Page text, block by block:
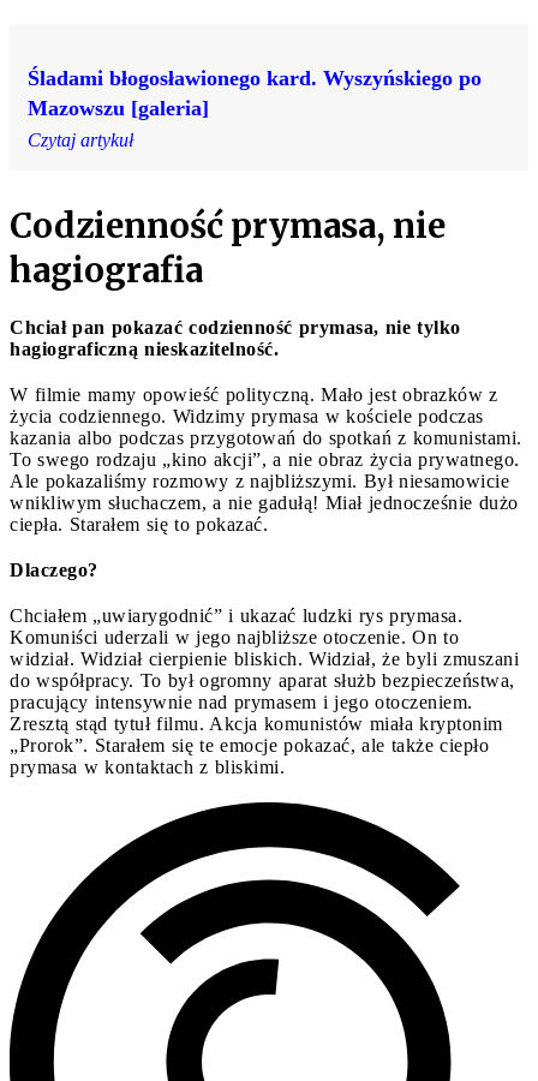
Śladami błogosławionego kard. Wyszyńskiego po
Mazowszu [galeria]
Czytaj artykuł
Codzienność prymasa, nie
hagiografia
Chciał pan pokazać codzienność prymasa, nie tylko
hagiograficzną nieskazitelność.
W filmie mamy opowieść polityczną. Mało jest obrazków z
życia codziennego. Widzimy prymasa w kościele podczas
kazania albo podczas przygotowań do spotkań z komunistami.
To swego rodzaju „kino akcji”, a nie obraz życia prywatnego.
Ale pokazaliśmy rozmowy z najbliższymi. Był niesamowicie
wnikliwym słuchaczem, a nie gadułą! Miał jednocześnie dużo
ciepła. Starałem się to pokazać.
Dlaczego?
Chciałem „uwiarygodnić” i ukazać ludzki rys prymasa.
Komuniści uderzali w jego najbliższe otoczenie. On to
widział. Widział cierpienie bliskich. Widział, że byli zmuszani
do współpracy. To był ogromny aparat służb bezpieczeństwa,
pracujący intensywnie nad prymasem i jego otoczeniem.
Zresztą stąd tytuł filmu. Akcja komunistów miała kryptonim
„Prorok”. Starałem się te emocje pokazać, ale także ciepło
prymasa w kontaktach z bliskimi.